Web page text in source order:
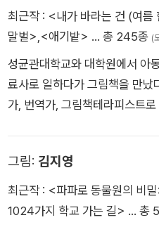
고 힘 있는 그림은 그 마음에 빛
담아내기 위해, 모든 것이 답답
빛이 비춰진 것처럼 다양한 색
처럼 짧고 울림 있는 문장과 이
어른 독자에게도 위로와 희망을
이 책은 단지 ‘힘내!’라는 말로
어떻게 시작되고, 어디에 도달
자기만의 속도로 걸어갈 수 있
최근작 : <내가 바라는 건 (여름
말벌> <애기밭> … 총 245종 (
성균관대학교와 대학원에서 아
료사로 일하다가 그림책을 만
가, 번역가, 그림책테라피스트
에 글을 썼고 《정답이 있어야 할
운 실수》,《딱 맞는 돌을 찾으면
해》 등 여러 그림책을 우리말로
그림: 김지영
최근작 : <파파로 동물원의 비
1024가지 학교 가는 길> … 총